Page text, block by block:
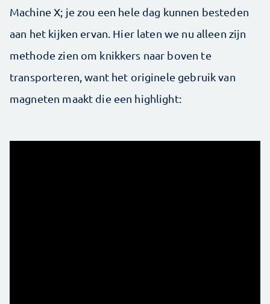
Machine X; je zou een hele dag kunnen besteden
aan het kijken ervan. Hier laten we nu alleen zijn
methode zien om knikkers naar boven te
transporteren, want het originele gebruik van
magneten maakt die een highlight: